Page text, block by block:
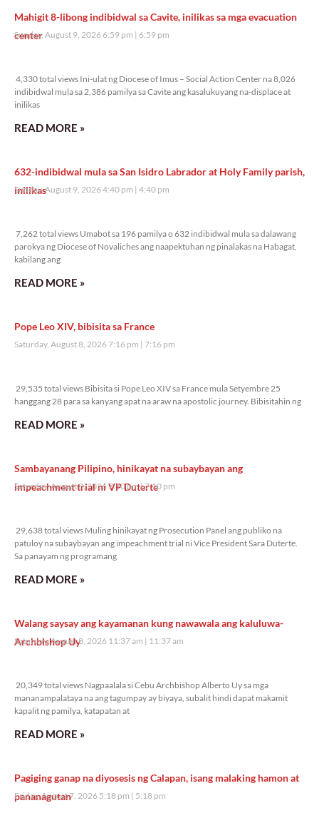
Mahigit 8-libong indibidwal sa Cavite, inilikas sa mga evacuation
center
Sunday, August 9, 2026 6:59 pm 6:59 pm
4,330 total views Ini-ulat ng Diocese of Imus – Social Action Center na 8,026
indibidwal mula sa 2,386 pamilya sa Cavite ang kasalukuyang na-displace at
inilikas
READ MORE »
632-indibidwal mula sa San Isidro Labrador at Holy Family parish,
inilikas
Sunday, August 9, 2026 4:40 pm 4:40 pm
7,262 total views Umabot sa 196 pamilya o 632 indibidwal mula sa dalawang
parokya ng Diocese of Novaliches ang naapektuhan ng pinalakas na Habagat,
kabilang ang
READ MORE »
Pope Leo XIV, bibisita sa France
Saturday, August 8, 2026 7:16 pm 7:16 pm
29,535 total views Bibisita si Pope Leo XIV sa France mula Setyembre 25
hanggang 28 para sa kanyang apat na araw na apostolic journey. Bibisitahin ng
READ MORE »
Sambayanang Pilipino, hinikayat na subaybayan ang
impeachment trial ni VP Duterte
Saturday, August 8, 2026 7:10 pm 7:10 pm
29,638 total views Muling hinikayat ng Prosecution Panel ang publiko na
patuloy na subaybayan ang impeachment trial ni Vice President Sara Duterte.
Sa panayam ng programang
READ MORE »
Walang saysay ang kayamanan kung nawawala ang kaluluwa-
Archbishop Uy
Saturday, August 8, 2026 11:37 am 11:37 am
20,349 total views Nagpaalala si Cebu Archbishop Alberto Uy sa mga
mananampalataya na ang tagumpay ay biyaya, subalit hindi dapat makamit
kapalit ng pamilya, katapatan at
READ MORE »
Pagiging ganap na diyosesis ng Calapan, isang malaking hamon at
pananagutan
Friday, August 7, 2026 5:18 pm 5:18 pm